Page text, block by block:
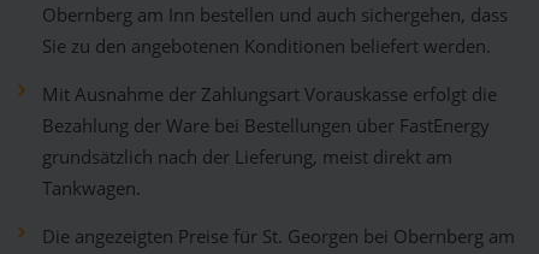
Obernberg am Inn bestellen und auch sichergehen, dass
Sie zu den angebotenen Konditionen beliefert werden.
Mit Ausnahme der Zahlungsart Vorauskasse erfolgt die
Bezahlung der Ware bei Bestellungen über FastEnergy
grundsätzlich nach der Lieferung, meist direkt am
Tankwagen.
Die angezeigten Preise für St. Georgen bei Obernberg am